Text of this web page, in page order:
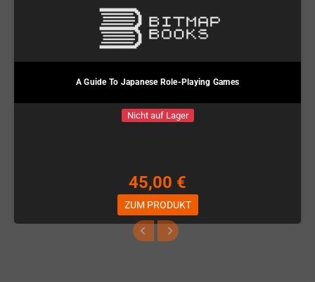
A Guide To Japanese Role-Playing Games
Nicht auf Lager
45,00 €
ZUM PRODUKT